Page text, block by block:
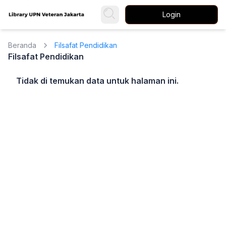
Login
Beranda Filsafat Pendidikan
Filsafat Pendidikan
Tidak di temukan data untuk halaman ini.